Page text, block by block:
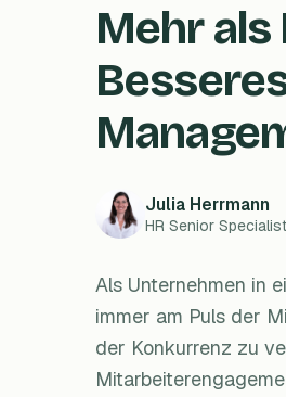
Mehr
Julia Herrmann
HR Senior
Als Unternehmen in
immer am Puls der
der Konkurrenz zu